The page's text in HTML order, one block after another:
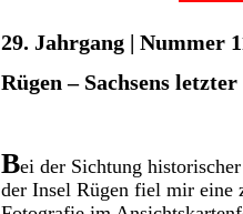
29. Jahrgang | Nummer
Rügen – Sachsens
Bei der Sichtung
der Insel Rügen fiel mir eine